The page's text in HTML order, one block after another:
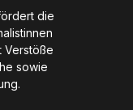
die
Verstöße
sowie